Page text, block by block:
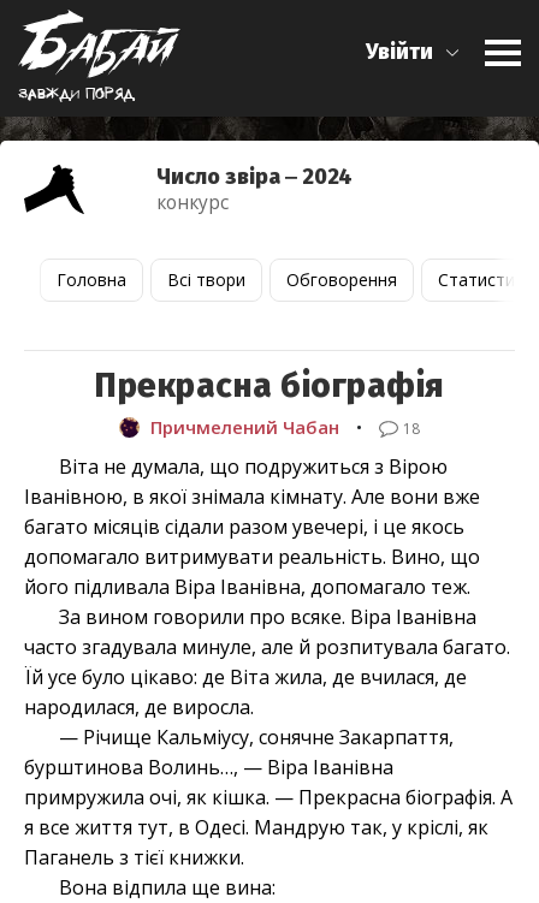
Завжди поряд
Увійти
Число звіра ‒ 2024
конкурс
Головна Всі твори Обговорення Статистика
Прекрасна біографія
Причмелений Чабан • 18
Віта не думала, що подружиться з Вірою
Іванівною, в якої знімала кімнату. Але вони вже
багато місяців сідали разом увечері, і це якось
допомагало витримувати реальність. Вино, що
його підливала Віра Іванівна, допомагало теж.
За вином говорили про всяке. Віра Іванівна
часто згадувала минуле, але й розпитувала багато.
Їй усе було цікаво: де Віта жила, де вчилася, де
народилася, де виросла.
— Річище Кальміусу, сонячне Закарпаття,
бурштинова Волинь…, — Віра Іванівна
примружила очі, як кішка. — Прекрасна біографія. А
я все життя тут, в Одесі. Мандрую так, у кріслі, як
Паганель з тієї книжки.
Вона відпила ще вина: